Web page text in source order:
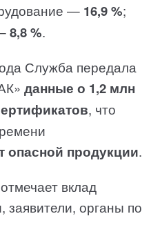
— 16,9 %;
8,8 %.
Служба передала
данные о 1,2 млн
, что
опасной продукции.
вклад
заявители, органы по